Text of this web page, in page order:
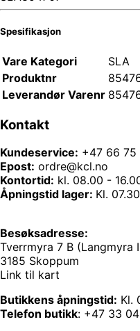
Spesifikasjon
Vare Kategori
SLA
Produktnr
Leverandør Varenr
Kontakt
Kundeservice: +47 66 75
Epost: ordre@kcl.no
Kontortid: kl. 08.00 -
Åpningstid lager: Kl.
Besøksadresse:
Tverrmyra 7 B (Langmyra
3185 Skoppum
Link til kart
Butikkens åpningstid: Kl.
Telefon butikk: +47 33